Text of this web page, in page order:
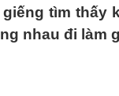
tìm thấy
nhau đi làm